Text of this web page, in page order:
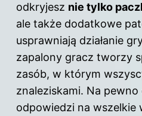
odkryjesz nie tylko
ale także dodatkowe
usprawniają działanie
zapalony gracz tworzy
zasób, w którym
znaleziskami. Na
odpowiedzi na wszelkie